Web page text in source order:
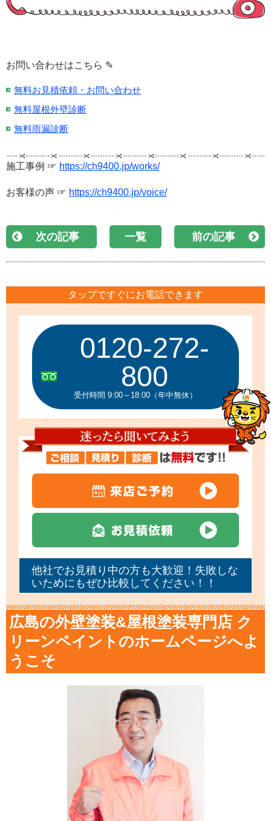
お問い合わせはこちら ✎
無料お見積依頼・お問い合わせ
無料屋根外壁診断
無料雨漏診断
施工事例 ☞ https://ch9400.jp/works/
お客様の声 ☞ https://ch9400.jp/voice/
次の記事 一覧 前の記事
タップですぐにお電話できます
0120-272-
800
受付時間 9:00～18:00（年中無休）
他社でお見積り中の方も大歓迎！失敗しな
いためにもぜひ比較してください！！
広島の外壁塗装&屋根塗装専門店 ク
リーンペイントのホームページへよ
うこそ